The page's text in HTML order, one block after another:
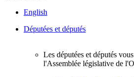
English
Députées et députés
Les députées et députés
l'Assemblée législative de